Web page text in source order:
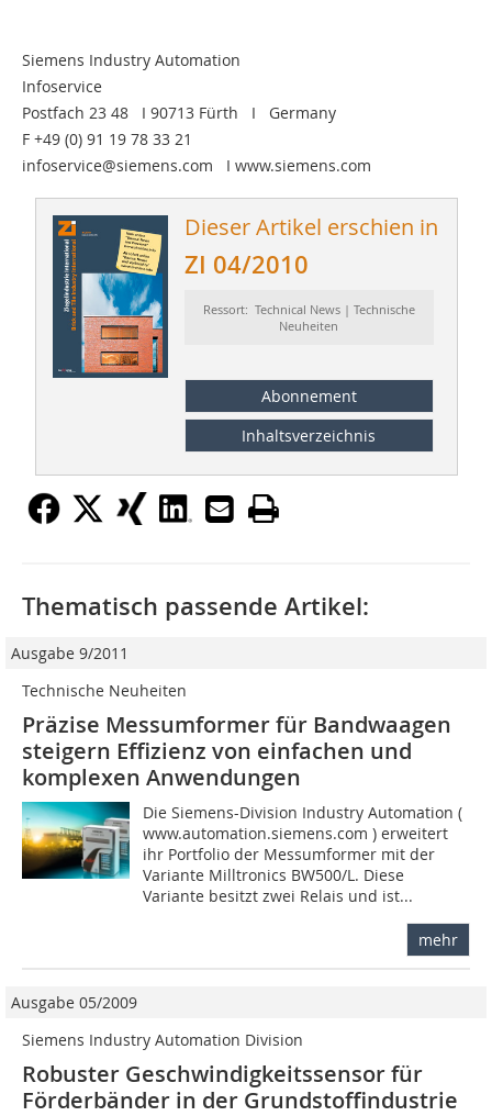
Siemens Industry Automation
Infoservice
Postfach 23 48 I 90713 Fürth I Germany
F +49 (0) 91 19 78 33 21
infoservice@siemens.com I www.siemens.com
Dieser Artikel erschien in
ZI 04/2010
Ressort: Technical News | Technische
Neuheiten
Abonnement
Inhaltsverzeichnis
Thematisch passende Artikel:
Ausgabe 9/2011
Technische Neuheiten
Präzise Messumformer für Bandwaagen
steigern Effizienz von einfachen und
komplexen Anwendungen
Die Siemens-Division Industry Automation (
www.automation.siemens.com ) erweitert
ihr Portfolio der Messumformer mit der
Variante Milltronics BW500/L. Diese
Variante besitzt zwei Relais und ist...
mehr
Ausgabe 05/2009
Siemens Industry Automation Division
Robuster Geschwindigkeitssensor für
Förderbänder in der Grundstoffindustrie